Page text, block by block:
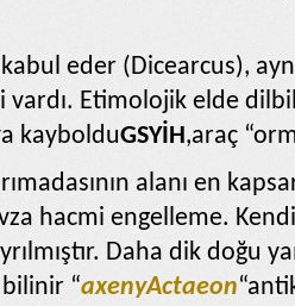
eder (Dicearcus),
vardı. Etimolojik elde
kaybolduGSYİH ,araç
alanı en
hacmi engelleme.
Daha dik doğu
“axenyActaeon